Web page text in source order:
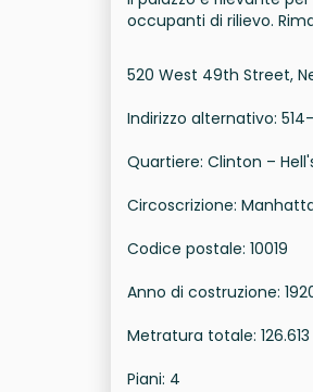
occupanti di rilievo.
520 West 49th Street,
Indirizzo alternativo:
Quartiere: Clinton –
Circoscrizione:
Codice postale: 10019
Anno di costruzione:
Metratura totale:
Piani: 4